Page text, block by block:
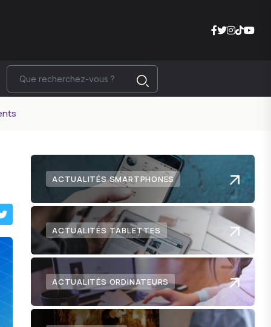
ACTUALITÉS SMARTPHONES
ACTUALITÉS TABLETTES
ACTUALITÉS ORDINATEURS